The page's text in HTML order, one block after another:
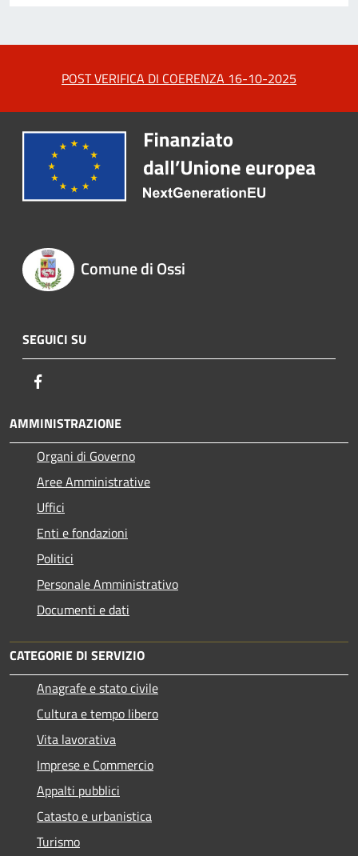
POST VERIFICA DI COERENZA 16-10-2025
Comune di Ossi
SEGUICI SU
AMMINISTRAZIONE
Organi di Governo
Aree Amministrative
Uffici
Enti e fondazioni
Politici
Personale Amministrativo
Documenti e dati
CATEGORIE DI SERVIZIO
Anagrafe e stato civile
Cultura e tempo libero
Vita lavorativa
Imprese e Commercio
Appalti pubblici
Catasto e urbanistica
Turismo